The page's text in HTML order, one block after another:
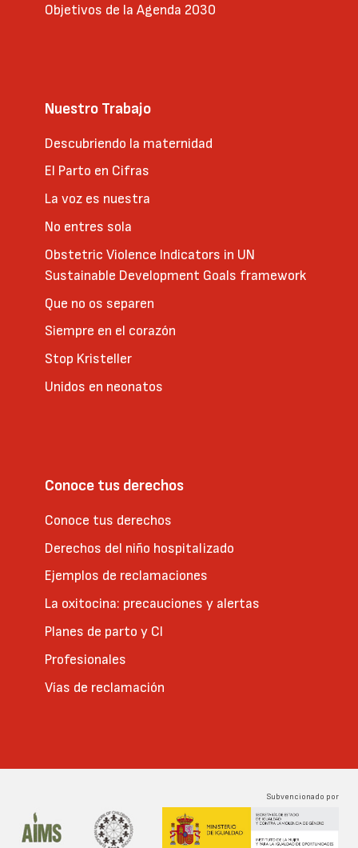
Objetivos de la Agenda 2030
Nuestro Trabajo
Descubriendo la maternidad
El Parto en Cifras
La voz es nuestra
No entres sola
Obstetric Violence Indicators in UN
Sustainable Development Goals framework
Que no os separen
Siempre en el corazón
Stop Kristeller
Unidos en neonatos
Conoce tus derechos
Conoce tus derechos
Derechos del niño hospitalizado
Ejemplos de reclamaciones
La oxitocina: precauciones y alertas
Planes de parto y CI
Profesionales
Vías de reclamación
Subvencionado por